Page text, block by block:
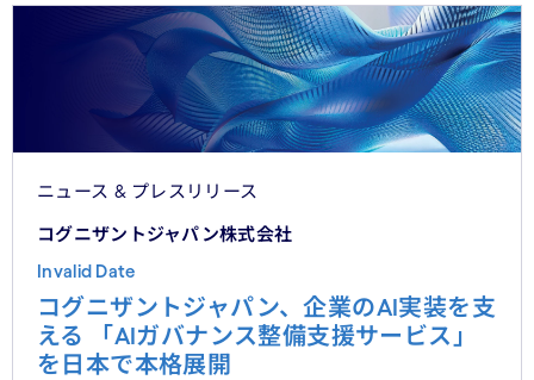
ニュース & プレスリリース
コグニザントジャパン株式会社
Invalid Date
コグニザントジャパン、企業のAI実装を支
える 「AIガバナンス整備支援サービス」
を日本で本格展開